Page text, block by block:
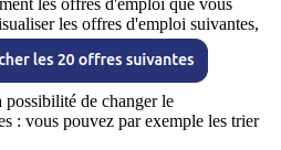
les offres d'emploi suivantes,
possibilité de changer le
: vous pouvez par exemple les trier